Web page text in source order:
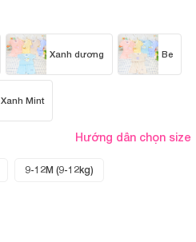
Xanh dương Be
Xanh Mint
Hướng dẫn chọn size
9-12M (9-12kg)